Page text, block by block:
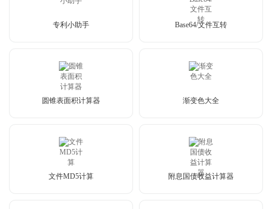
专利小助手 Base64/文件互转
圆锥表面积计算器 渐变色大全
文件MD5计算 附息国债收益计算器